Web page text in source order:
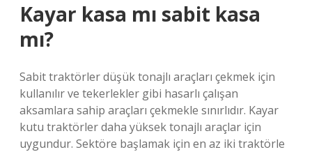
Kayar kasa mı sabit kasa
mı?
Sabit traktörler düşük tonajlı araçları çekmek için
kullanılır ve tekerlekler gibi hasarlı çalışan
aksamlara sahip araçları çekmekle sınırlıdır. Kayar
kutu traktörler daha yüksek tonajlı araçlar için
uygundur. Sektöre başlamak için en az iki traktörle